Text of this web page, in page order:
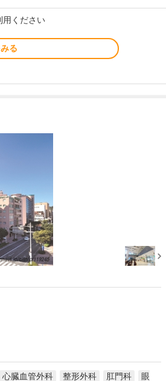
用ください
る
心臓血管外科 整形外科 肛門科 眼